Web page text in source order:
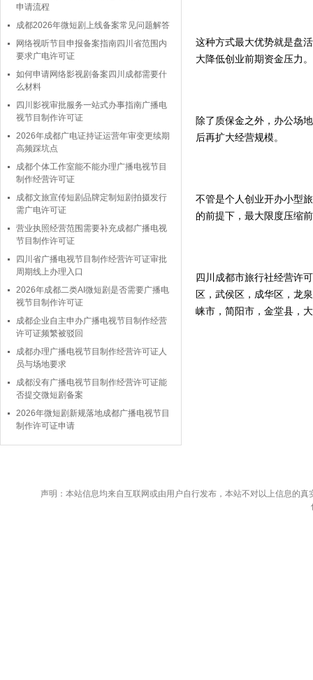
申请流程
成都2026年微短剧上线备案常见问题解答
网络视听节目申报备案指南四川省范围内
要求广电许可证
如何申请网络影视剧备案四川成都需要什
么材料
四川影视审批服务一站式办事指南广播电
视节目制作许可证
2026年成都广电证持证运营年审变更续期
高频踩坑点
成都个体工作室能不能办理广播电视节目
制作经营许可证
成都文旅宣传短剧品牌定制短剧拍摄发行
需广电许可证
营业执照经营范围需要补充成都广播电视
节目制作许可证
四川省广播电视节目制作经营许可证审批
周期线上办理入口
2026年成都二类AI微短剧是否需要广播电
视节目制作许可证
成都企业自主申办广播电视节目制作经营
许可证频繁被驳回
成都办理广播电视节目制作经营许可证人
员与场地要求
成都没有广播电视节目制作经营许可证能
否提交微短剧备案
2026年微短剧新规落地成都广播电视节目
制作许可证申请
这种方式最大优势就是盘
大降低创业前期资金压力。
除了质保金之外，办公场
后再扩大经营规模。
不管是个人创业开办小型
的前提下，最大限度压缩
四川成都市旅行社经营许
区，武侯区，成华区，龙
崃市，简阳市，金堂县，
声明：本站信息均来自互联网或由用户自行发布，本站不对以上信息的